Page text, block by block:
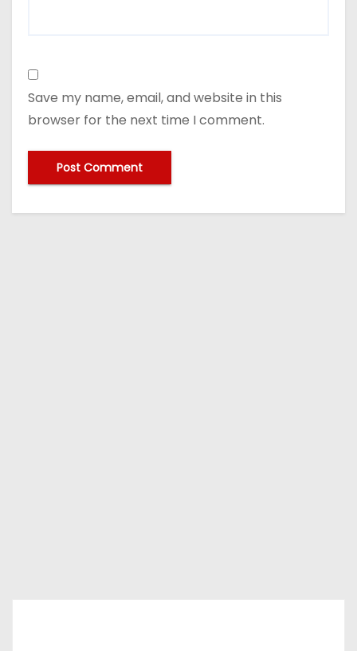
Save my name, email, and website in this
browser for the next time I comment.